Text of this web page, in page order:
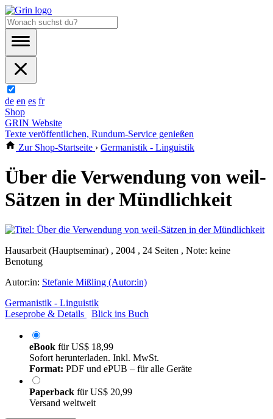
de en es fr
Shop
GRIN Website
Texte veröffentlichen, Rundum-Service genießen
Zur Shop-Startseite › Germanistik - Linguistik
Über die Verwendung von weil-
Sätzen in der Mündlichkeit
Hausarbeit (Hauptseminar) , 2004 , 24 Seiten , Note: keine
Benotung
Autor:in: Stefanie Mißling (Autor:in)
Germanistik - Linguistik
Leseprobe & Details
Blick ins Buch
eBook fürUS$ 18,99
Sofort herunterladen. Inkl. MwSt.
Format: PDF und ePUB – für alle Geräte
Paperback fürUS$ 20,99
Versand weltweit